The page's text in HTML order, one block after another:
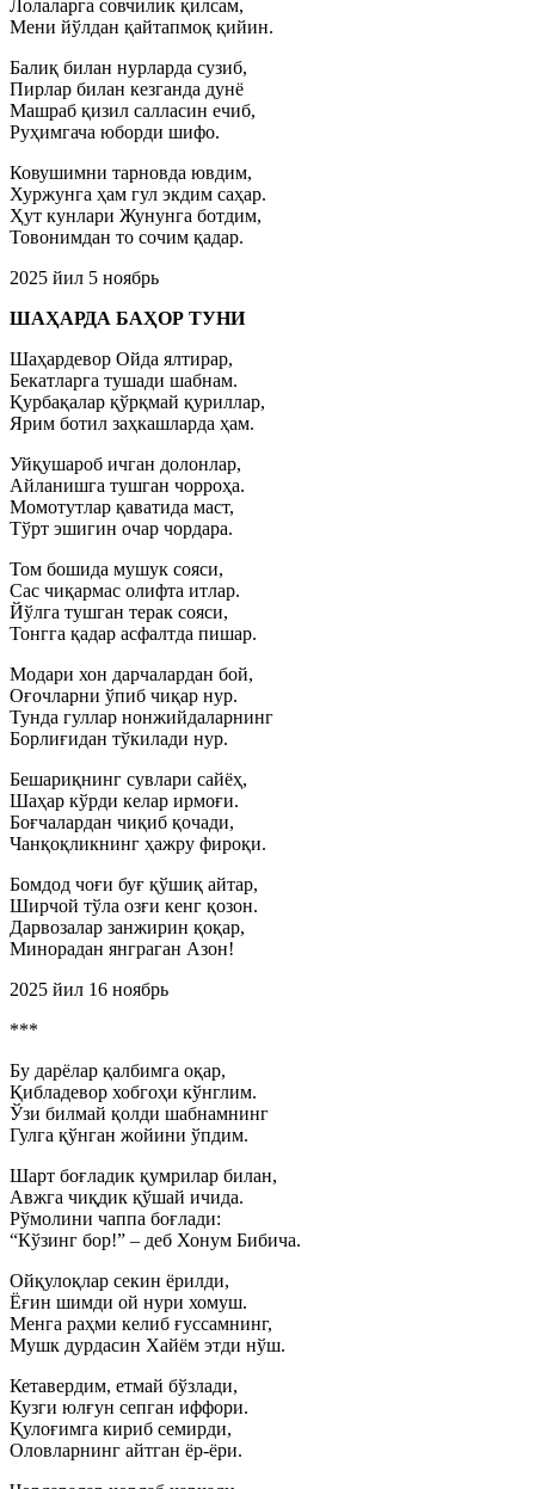
Лолаларга совчилик қилсам,
Мени йўлдан қайтапмоқ қийин.
Балиқ билан нурларда сузиб,
Пирлар билан кезганда дунё
Машраб қизил салласин ечиб,
Руҳимгача юборди шифо.
Ковушимни тарновда ювдим,
Хуржунга ҳам гул экдим саҳар.
Ҳут кунлари Жунунга ботдим,
Товонимдан то сочим қадар.
2025 йил 5 ноябрь
ШАҲАРДА БАҲОР ТУНИ
Шаҳардевор Ойда ялтирар,
Бекатларга тушади шабнам.
Қурбақалар қўрқмай қуриллар,
Ярим ботил заҳкашларда ҳам.
Уйқушароб ичган долонлар,
Айланишга тушган чорроҳа.
Момотутлар қаватида маст,
Тўрт эшигин очар чордара.
Том бошида мушук сояси,
Сас чиқармас олифта итлар.
Йўлга тушган терак сояси,
Тонгга қадар асфалтда пишар.
Модари хон дарчалардан бой,
Оғочларни ўпиб чиқар нур.
Тунда гуллар нонжийдаларнинг
Борлиғидан тўкилади нур.
Бешариқнинг сувлари сайёҳ,
Шаҳар кўрди келар ирмоғи.
Боғчалардан чиқиб қочади,
Чанқоқликнинг ҳажру фироқи.
Бомдод чоғи буғ қўшиқ айтар,
Ширчой тўла озғи кенг қозон.
Дарвозалар занжирин қоқар,
Минорадан янграган Азон!
2025 йил 16 ноябрь
***
Бу дарёлар қалбимга оқар,
Қибладевор хобгоҳи кўнглим.
Ўзи билмай қолди шабнамнинг
Гулга қўнган жойини ўпдим.
Шарт боғладик қумрилар билан,
Авжга чиқдик қўшай ичида.
Рўмолини чаппа боғлади:
“Кўзинг бор!” – деб Хонум Бибича.
Ойқулоқлар секин ёрилди,
Ёғин шимди ой нури хомуш.
Менга раҳми келиб ғуссамнинг,
Мушк дурдасин Хайём этди нўш.
Кетавердим, етмай бўзлади,
Кузги юлғун сепган иффори.
Қулоғимга кириб семирди,
Оловларнинг айтган ёр-ёри.